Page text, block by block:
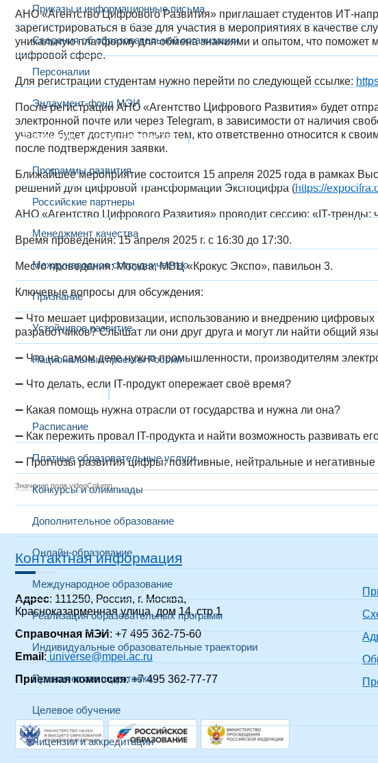
Приказы и информационные письма
Сведения об образовательной организации
Персоналии
Эндаумент-фонд МЭИ
Развитие и сотрудничество
Программы развития
Российские партнеры
Менеджмент качества
Международное сотрудничество
Признание
Устойчивое развитие
Национальные проекты России
Образование
Расписание
Платные образовательные услуги
Конкурсы и олимпиады
Дополнительное образование
Онлайн-образование
Международное образование
Реализация образовательных программ
Индивидуальные образовательные траектории
Практическая подготовка
Целевое обучение
Лицензии и аккредитации
АНО «Агентство Цифрового Развития» приглашает студентов ИТ-
зарегистрироваться в базе для участия в мероприятиях в качестве
уникальную платформу для обмена знаниями и опытом, что поможет
цифровой сфере.
Для регистрации студентам нужно перейти по следующей ссылке:
После регистрации АНО «Агентство Цифрового Развития» будет
электронной почте или через Telegram, в зависимости от наличия
участие будет доступно только тем, кто ответственно относится к
после подтверждения заявки.
Ближайшее мероприятие состоится 15 апреля 2025 года в рамках
решений для цифровой трансформации Экспоцифра (https://
АНО «Агентство Цифрового Развития» проводит сессию: «IT-тренды:
Время проведения: 15 апреля 2025 г. с 16:30 до 17:30.
Место проведения: Москва, МВЦ «Крокус Экспо», павильон 3.
Ключевые вопросы для обсуждения:
➖ Что мешает цифровизации, использованию и внедрению цифровых
разработчиков? Слышат ли они друг друга и могут ли найти общий
➖ Что на самом деле нужно промышленности, производителям
➖ Что делать, если IT-продукт опережает своё время?
➖ Какая помощь нужна отрасли от государства и нужна ли она?
➖ Как пережить провал IT-продукта и найти возможность развивать
➖ Прогнозы развития цифры: позитивные, нейтральные и негативные
Значение поля videoColumn.
Контактная информация
Адрес: 111250, Россия, г. Москва,
Красноказарменная улица, дом 14, стр 1
Справочная МЭИ: +7 495 362-75-60
Email : universe@mpei.ac.ru
Приемная комиссия: +7 495 362-77-77